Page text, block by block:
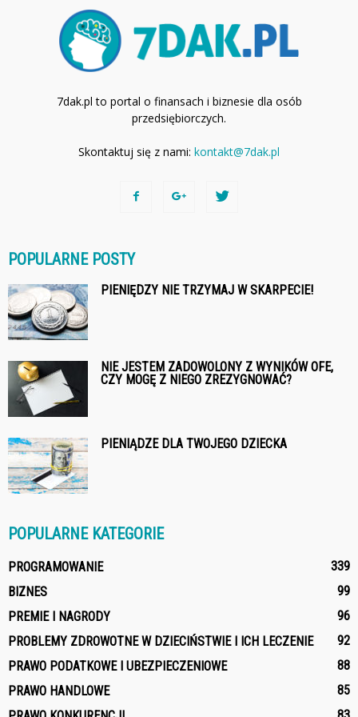
7dak.pl to portal o finansach i biznesie dla osób
przedsiębiorczych.
Skontaktuj się z nami: kontakt@7dak.pl
POPULARNE POSTY
PIENIĘDZY NIE TRZYMAJ W SKARPECIE!
NIE JESTEM ZADOWOLONY Z WYNIKÓW OFE,
CZY MOGĘ Z NIEGO ZREZYGNOWAĆ?
PIENIĄDZE DLA TWOJEGO DZIECKA
POPULARNE KATEGORIE
PROGRAMOWANIE
339
BIZNES
99
PREMIE I NAGRODY
96
PROBLEMY ZDROWOTNE W DZIECIŃSTWIE I ICH LECZENIE
92
PRAWO PODATKOWE I UBEZPIECZENIOWE
88
PRAWO HANDLOWE
85